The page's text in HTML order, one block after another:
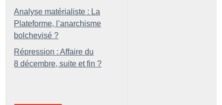
Analyse matérialiste : La
Plateforme, l’anarchisme
bolchevisé ?
Répression : Affaire du
8 décembre, suite et fin ?